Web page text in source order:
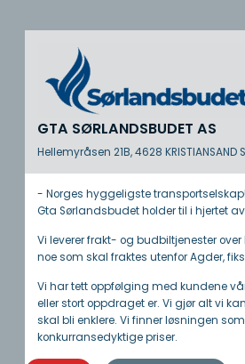
GTA SØRLANDSBUDET AS
Hellemyråsen 21B, 4628 KRISTIANSAND S
- Norges hyggeligste transportselskap!
Gta Sørlandsbudet holder til i hjertet
Vi leverer frakt- og budbiltjenester over
noe som skal fraktes utenfor Agder,
Vi har tett oppfølging med kundene
eller stort oppdraget er. Vi gjør alt vi
skal bli enklere. Vi finner løsningen
konkurransedyktige priser.